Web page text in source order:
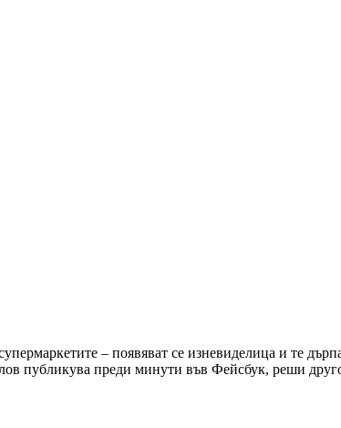
– появяват се изневиделица и те
публикува преди минути във Фейсбук, реши